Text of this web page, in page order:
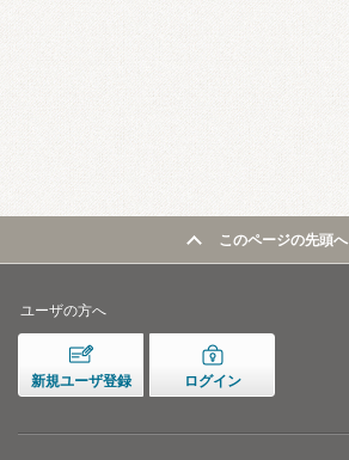
このページの先頭へ
ユーザの方へ
新規ユーザ登録 ログイン